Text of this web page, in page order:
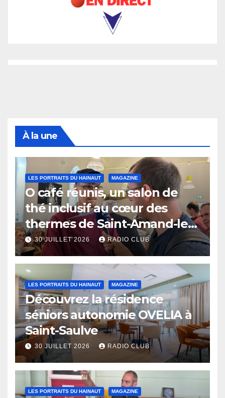
À la une
LES PORTRAITS DU HAINAUT MAGAZINE
O café réunis, un salon de
thé inclusif au cœur des
thermes de Saint-Amand-les-
Eaux
30 JUILLET 2026 RADIO CLUB
LES PORTRAITS DU HAINAUT MAGAZINE
Découvrez la résidence
séniors autonomie OVELIA à
Saint-Saulve
30 JUILLET 2026 RADIO CLUB
LES PORTRAITS DU HAINAUT MAGAZINE